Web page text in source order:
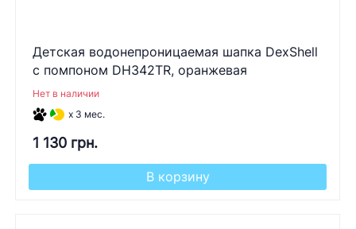
Детская водонепроницаемая шапка DexShell
с помпоном DH342TR, оранжевая
Нет в наличии
x 3 мес.
1 130 грн.
В корзину